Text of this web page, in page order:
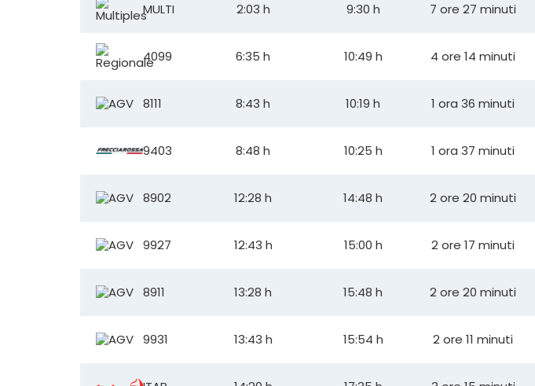
MULTI 2:03 h 9:30 h 7 ore 27 minuti
4099 6:35 h 10:49 h 4 ore 14 minuti
8111 8:43 h 10:19 h 1 ora 36 minuti
9403 8:48 h 10:25 h 1 ora 37 minuti
8902 12:28 h 14:48 h 2 ore 20 minuti
9927 12:43 h 15:00 h 2 ore 17 minuti
8911 13:28 h 15:48 h 2 ore 20 minuti
9931 13:43 h 15:54 h 2 ore 11 minuti